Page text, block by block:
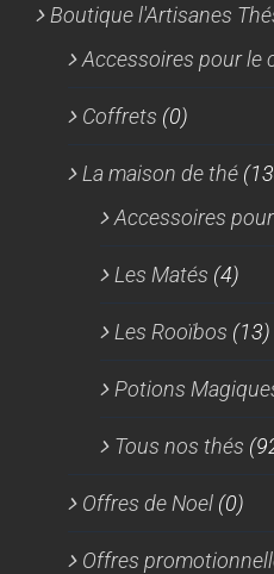
Boutique l'Artisanes
Accessoires pour le
Coffrets (0)
La maison de thé
Accessoires
Les Matés (4)
Les Rooïbos (13)
Potions
Tous nos thés
Offres de Noel (0)
Offres